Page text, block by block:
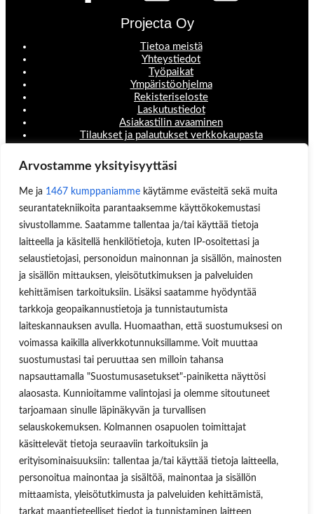
Arvostamme yksityisyyttäsi
Me ja 1467 kumppaniamme käytämme evästeitä sekä muita
seurantatekniikoita parantaaksemme käyttökokemustasi
sivustollamme. Saatamme tallentaa ja/tai käyttää tietoja
laitteella ja käsitellä henkilötietoja, kuten IP-osoitettasi ja
selaustietojasi, personoidun mainonnan ja sisällön, mainosten
ja sisällön mittauksen, yleisötutkimuksen ja palveluiden
kehittämisen tarkoituksiin. Lisäksi saatamme hyödyntää
tarkkoja geopaikannustietoja ja tunnistautumista
laiteskannauksen avulla. Huomaathan, että suostumuksesi on
voimassa kaikilla aliverkkotunnuksillamme. Voit muuttaa
suostumustasi tai peruuttaa sen milloin tahansa
napsauttamalla "Suostumusasetukset"-painiketta näyttösi
alaosasta. Kunnioitamme valintojasi ja olemme sitoutuneet
tarjoamaan sinulle läpinäkyvän ja turvallisen
selauskokemuksen. Kolmannen osapuolen toimittajat
käsittelevät tietoja seuraaviin tarkoituksiin ja
erityisominaisuuksiin: tallentaa ja/tai käyttää tietoja laitteella,
personoitua mainontaa ja sisältöä, mainontaa ja sisällön
mittaamista, yleisötutkimusta ja palveluiden kehittämistä,
tarkat maantieteelliset tiedot ja tunnistaminen laitteen
Projecta Oy
Tietoa meistä
Yhteystiedot
Työpaikat
Ympäristöohjelma
Rekisteriseloste
Laskutustiedot
Asiakastilin avaaminen
Tilaukset ja palautukset verkkokaupasta
Valikko
Teollisuustuotteet
Hinnastot & esitteet
Huoltopalvelut
Hae sivuilta
Aukioloajat
Ma-Pe 8:00-16.00
OSOITE
Lukkosepänkatu 14, 20320 Turku
Käyttäjätunnus tai sähköpostiosoite
Salasana
Muista minut